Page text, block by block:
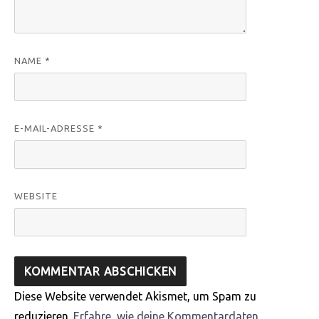
NAME *
E-MAIL-ADRESSE *
WEBSITE
Diese Website verwendet Akismet, um Spam zu
reduzieren. Erfahre, wie deine Kommentardaten